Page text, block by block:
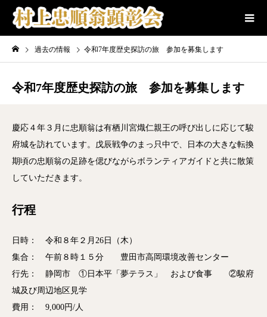
過去の情報 令和7年度歴史探訪の旅 参加を募集します
令和7年度歴史探訪の旅 参加を募集します
慶応４年３月に忠順翁は有栖川宮熾仁親王の呼び出しに応じて駿
府城を訪れています。戊辰戦争のまっ只中で、日本の大きな転換
期頃の忠順翁の足跡を偲びながらボランティアガイドと共に散策
していただきます。
行程
日時： 令和８年２月26日（木）
集合： 午前８時１５分 豊田市高岡環境改善センター
行先： 静岡市 ①日本平「夢テラス」 および食事 ②駿府
城及び周辺地区見学
費用： 9,000円/人